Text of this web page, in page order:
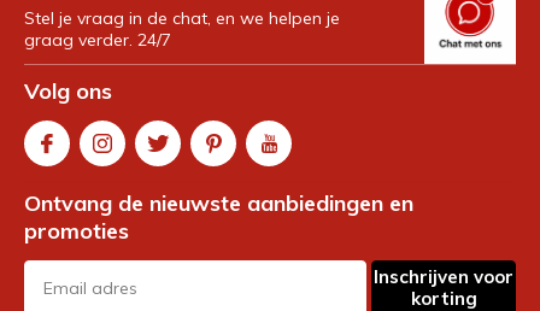
Stel je vraag in de chat, en we helpen je
graag verder. 24/7
Volg ons
Ontvang de nieuwste aanbiedingen en
promoties
Inschrijven voor
korting